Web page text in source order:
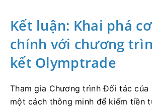
Kết luận: Khai phá
chính với chương
kết Olymptrade
Tham gia Chương trình Đối tác của
một cách thông minh để kiếm tiền